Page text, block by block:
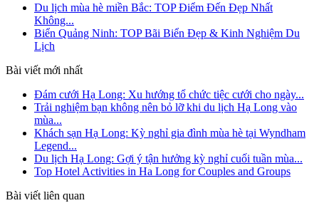
Du lịch mùa hè miền Bắc: TOP Điểm Đến Đẹp Nhất
Không...
Biển Quảng Ninh: TOP Bãi Biển Đẹp & Kinh Nghiệm Du
Lịch
Bài viết mới nhất
Đám cưới Hạ Long: Xu hướng tổ chức tiệc cưới cho ngày...
Trải nghiệm bạn không nên bỏ lỡ khi du lịch Hạ Long vào
mùa...
Khách sạn Hạ Long: Kỳ nghỉ gia đình mùa hè tại Wyndham
Legend...
Du lịch Hạ Long: Gợi ý tận hưởng kỳ nghỉ cuối tuần mùa...
Top Hotel Activities in Ha Long for Couples and Groups
Bài viết liên quan